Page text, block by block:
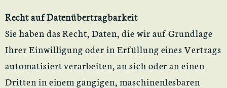
Recht auf Datenübertragbarkeit
Sie haben das Recht, Daten, die wir auf Grundlage
Ihrer Einwilligung oder in Erfüllung eines Vertrags
automatisiert verarbeiten, an sich oder an einen
Dritten in einem gängigen, maschinenlesbaren